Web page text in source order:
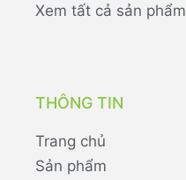
Xem tất cả sản phẩm
THÔNG TIN
Trang chủ
Sản phẩm